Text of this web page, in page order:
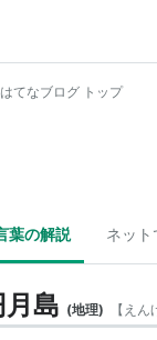
はてなブログ トップ
葉の解説 ネット
月島 (地理) 【 えん